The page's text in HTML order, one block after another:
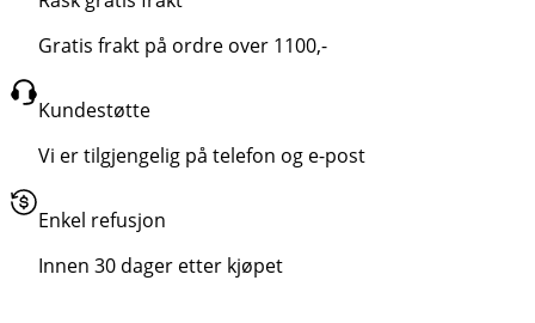
Gratis frakt på ordre over 1100,-
Kundestøtte
Vi er tilgjengelig på telefon og e-post
Enkel refusjon
Innen 30 dager etter kjøpet